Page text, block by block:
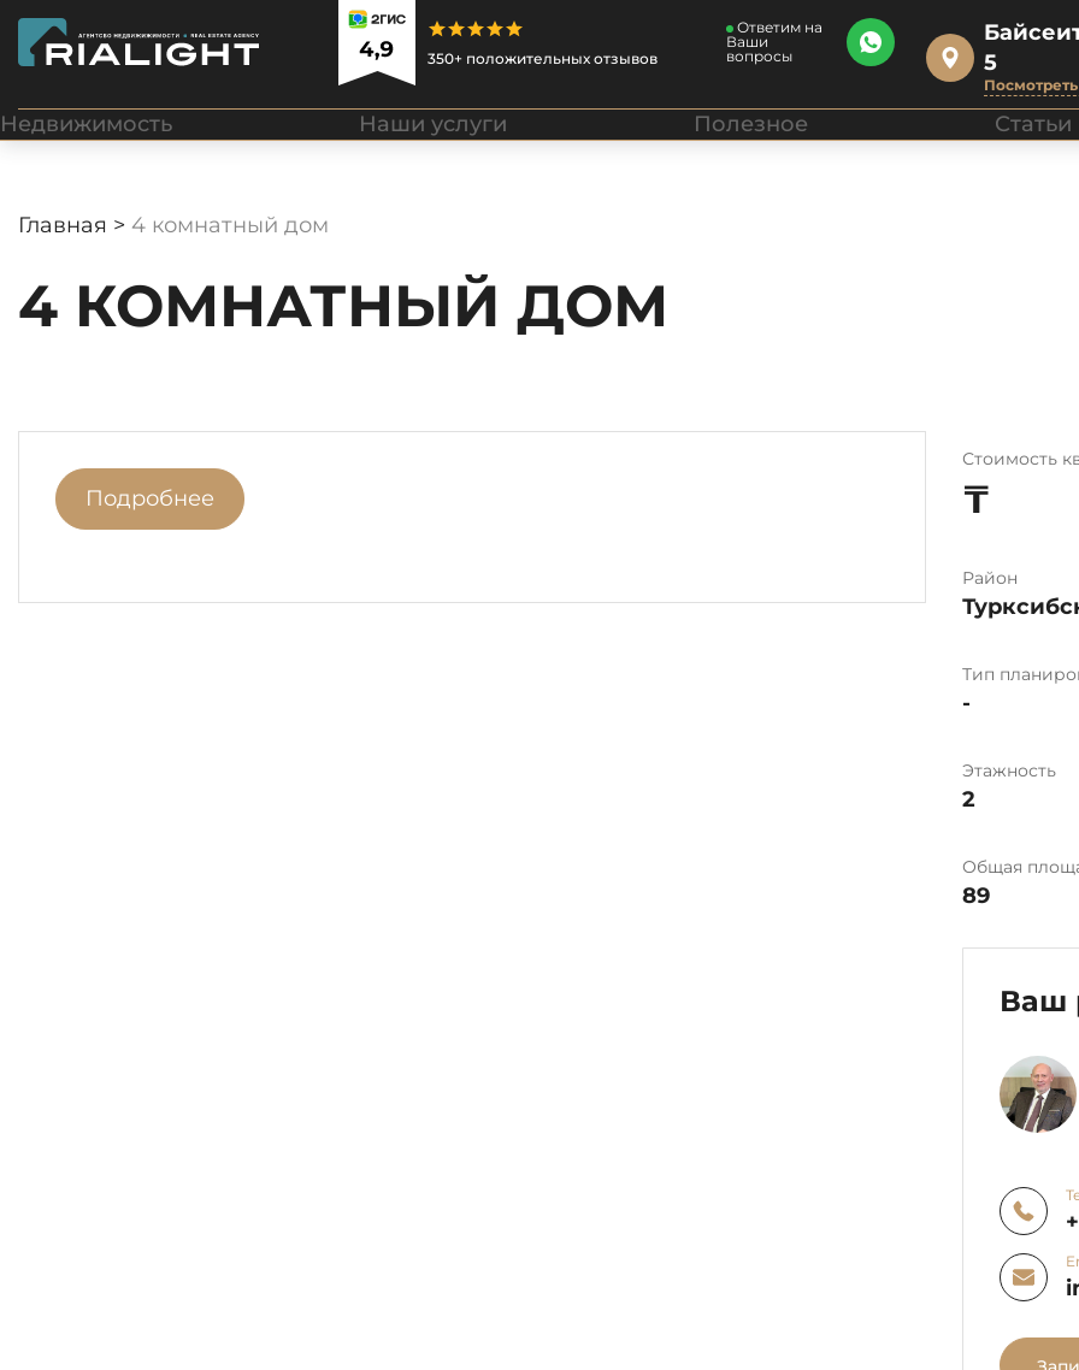
350+ положительных отзывов
Ответим на
Ваши
вопросы
5
Недвижимость Наши услуги Полезное Статьи
Главная > 4 комнатный дом
4 КОМНАТНЫЙ ДОМ
Подробнее
Стоимость
₸
Район
Тип
-
Этажность
2
Общая
89
Ваш